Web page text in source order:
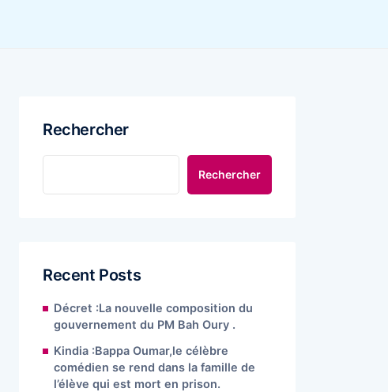
Rechercher
Rechercher
Recent Posts
Décret :La nouvelle composition du
gouvernement du PM Bah Oury .
Kindia :Bappa Oumar,le célèbre
comédien se rend dans la famille de
l’élève qui est mort en prison.